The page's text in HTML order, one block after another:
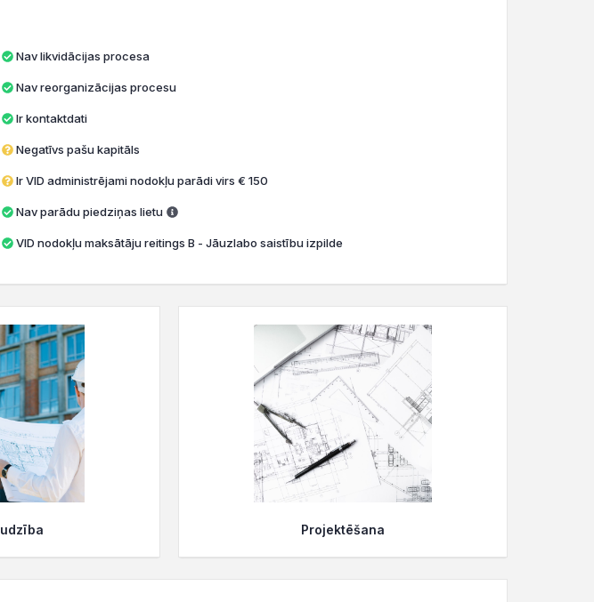
Nav likvidācijas procesa
Nav reorganizācijas procesu
Ir kontaktdati
Negatīvs pašu kapitāls
Ir VID administrējami nodokļu parādi virs € 150
Nav parādu piedziņas lietu
VID nodokļu maksātāju reitings B - Jāuzlabo saistību izpilde
Projektēšana